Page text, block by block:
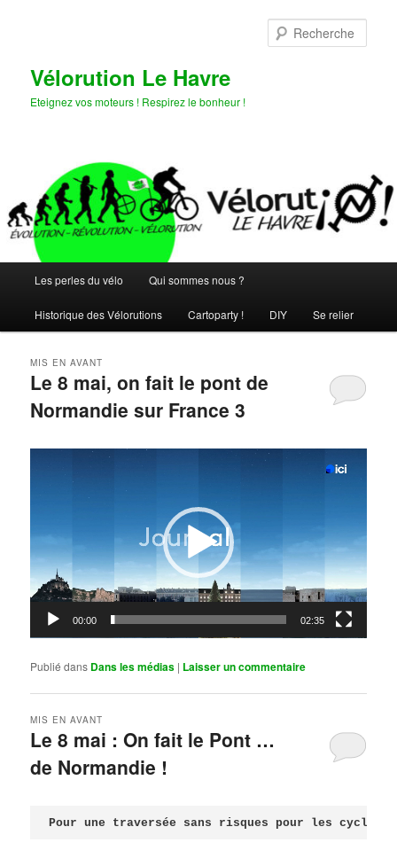
Vélorution Le Havre
Eteignez vos moteurs ! Respirez le bonheur !
principal
Les perles du vélo Qui sommes nous ?
Historique des Vélorutions Cartoparty ! DIY Se relier
Le 8 mai, on fait le pont de
Normandie sur France 3
MIS EN AVANT
00:00 02:35
Publié dans Dans les médias | Laisser un commentaire
Le 8 mai : On fait le Pont …
de Normandie !
MIS EN AVANT
Pour une traversée sans risques pour les